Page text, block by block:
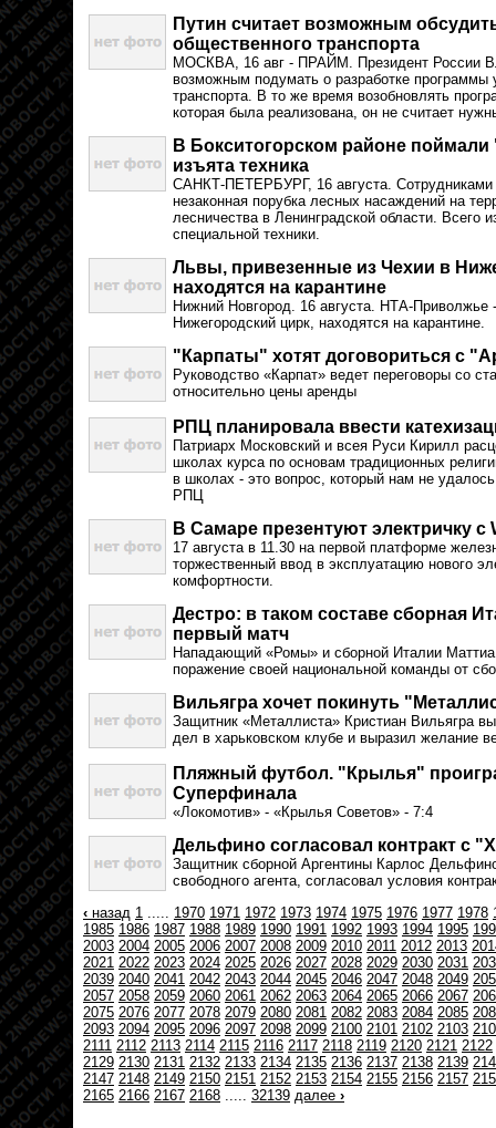
Путин считает возможным
общественного транспорта
МОСКВА, 16 авг - ПРАЙМ. Президент России
возможным подумать о разработке программы
транспорта. В то же время возобновлять
которая была реализована, он не считает
В Бокситогорском районе
изъята техника
САНКТ-ПЕТЕРБУРГ, 16 августа. Сотрудниками
незаконная порубка лесных насаждений на
лесничества в Ленинградской области. Всего
специальной техники.
Львы, привезенные из Чехии в
находятся на карантине
Нижний Новгород. 16 августа. НТА-
Нижегородский цирк, находятся на карантине.
"Карпаты" хотят договориться с
Руководство «Карпат» ведет переговоры со
относительно цены аренды
РПЦ планировала ввести
Патриарх Московский и всея Руси Кирилл
школах курса по основам традиционных
в школах - это вопрос, который нам не
РПЦ
В Самаре презентуют электричку с
17 августа в 11.30 на первой платформе
торжественный ввод в эксплуатацию нового
комфортности.
Дестро: в таком составе сборная
первый матч
Нападающий «Ромы» и сборной Италии
поражение своей национальной команды от
Вильягра хочет покинуть
Защитник «Металлиста» Кристиан Вильягра
дел в харьковском клубе и выразил желание
Пляжный футбол. "Крылья"
Суперфинала
«Локомотив» - «Крылья Советов» - 7:4
Дельфино согласовал контракт с
Защитник сборной Аргентины Карлос
свободного агента, согласовал условия
‹ назад 1 ..... 1970 1971 1972 1973 1974 1975 1976 1977 1978
1985 1986 1987 1988 1989 1990 1991 1992 1993 1994 1995
2003 2004 2005 2006 2007 2008 2009 2010 2011 2012 2013
2021 2022 2023 2024 2025 2026 2027 2028 2029 2030 2031
2039 2040 2041 2042 2043 2044 2045 2046 2047 2048 2049
2057 2058 2059 2060 2061 2062 2063 2064 2065 2066 2067
2075 2076 2077 2078 2079 2080 2081 2082 2083 2084 2085
2093 2094 2095 2096 2097 2098 2099 2100 2101 2102 2103
2111 2112 2113 2114 2115 2116 2117 2118 2119 2120 2121 2122
2129 2130 2131 2132 2133 2134 2135 2136 2137 2138 2139
2147 2148 2149 2150 2151 2152 2153 2154 2155 2156 2157
2165 2166 2167 2168 ..... 32139 далее ›